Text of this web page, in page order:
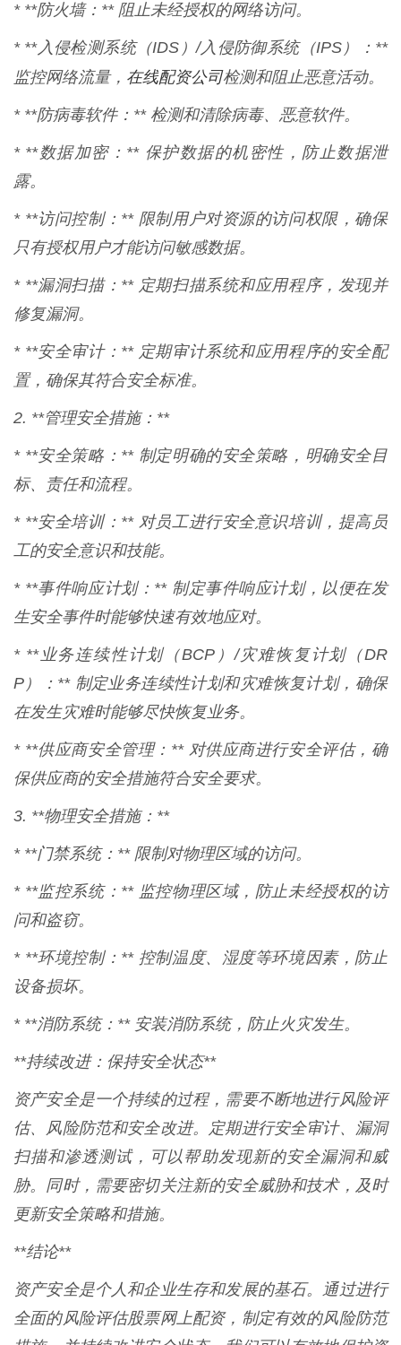
* **防火墙：** 阻止未经授权的网络访问。
* **入侵检测系统（IDS）/入侵防御系统（IPS）：**
监控网络流量， 在线配资公司检测和阻止恶意活动。
* **防病毒软件：** 检测和清除病毒、恶意软件。
* **数据加密：** 保护数据的机密性，防止数据泄
露。
* **访问控制：** 限制用户对资源的访问权限，确保
只有授权用户才能访问敏感数据。
* **漏洞扫描：** 定期扫描系统和应用程序，发现并
修复漏洞。
* **安全审计：** 定期审计系统和应用程序的安全配
置，确保其符合安全标准。
2. **管理安全措施：**
* **安全策略：** 制定明确的安全策略，明确安全目
标、责任和流程。
* **安全培训：** 对员工进行安全意识培训，提高员
工的安全意识和技能。
* **事件响应计划：** 制定事件响应计划，以便在发
生安全事件时能够快速有效地应对。
* **业务连续性计划（BCP）/灾难恢复计划（DR
P）：** 制定业务连续性计划和灾难恢复计划，确保
在发生灾难时能够尽快恢复业务。
* **供应商安全管理：** 对供应商进行安全评估，确
保供应商的安全措施符合安全要求。
3. **物理安全措施：**
* **门禁系统：** 限制对物理区域的访问。
* **监控系统：** 监控物理区域，防止未经授权的访
问和盗窃。
* **环境控制：** 控制温度、湿度等环境因素，防止
设备损坏。
* **消防系统：** 安装消防系统，防止火灾发生。
**持续改进：保持安全状态**
资产安全是一个持续的过程，需要不断地进行风险评
估、风险防范和安全改进。定期进行安全审计、漏洞
扫描和渗透测试，可以帮助发现新的安全漏洞和威
胁。同时，需要密切关注新的安全威胁和技术，及时
更新安全策略和措施。
**结论**
资产安全是个人和企业生存和发展的基石。通过进行
全面的风险评估股票网上配资，制定有效的风险防范